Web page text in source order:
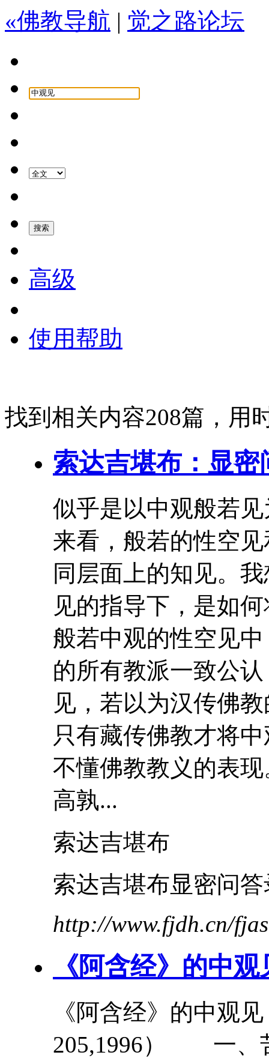
«佛教导航 | 觉之路论坛
高级
使用帮助
找到相关内容208篇，用
索达吉堪布：显密
似乎是以中观般若
来看，般若的性空
同层面上的知见。
见的指导下，是如
般若中观的性空见中
的所有教派一致公
见 ，若以为汉传佛
只有藏传佛教才将中
不懂佛教教义的表
高孰...
索达吉堪布
索达吉堪布显密问
http://www.fjdh.cn/
《阿含经》的中观
《阿含经》的中观见
205,1996） 一、